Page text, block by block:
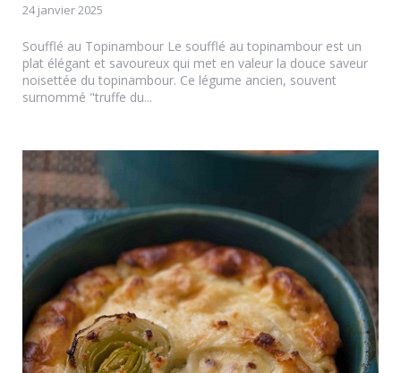
24 janvier 2025
Soufflé au Topinambour Le soufflé au topinambour est un
plat élégant et savoureux qui met en valeur la douce saveur
noisettée du topinambour. Ce légume ancien, souvent
surnommé "truffe du...